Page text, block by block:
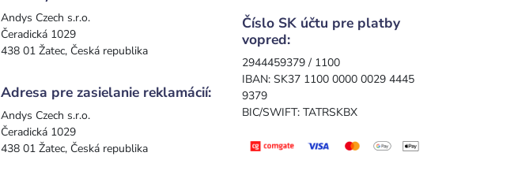
Andys Czech s.r.o.
Čeradická 1029
438 01 Žatec, Česká republika
Adresa pre zasielanie reklamácií:
Andys Czech s.r.o.
Čeradická 1029
438 01 Žatec, Česká republika
Číslo SK účtu pre platby
vopred:
2944459379 / 1100
IBAN: SK37 1100 0000 0029 4445
9379
BIC/SWIFT: TATRSKBX